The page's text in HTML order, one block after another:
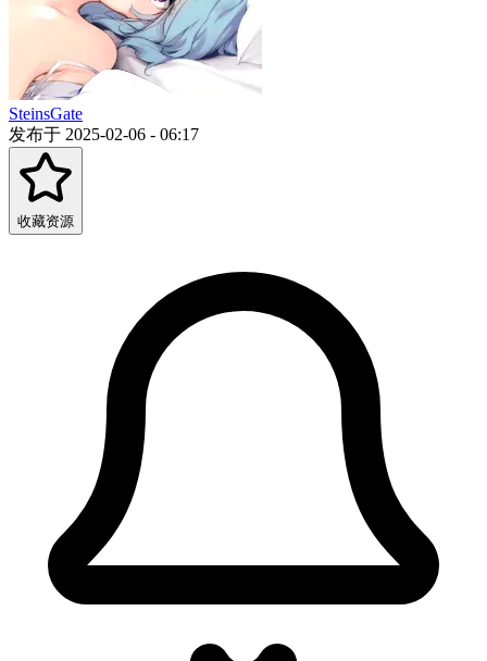
SteinsGate
发布于 2025-02-06 - 06:17
收藏资源